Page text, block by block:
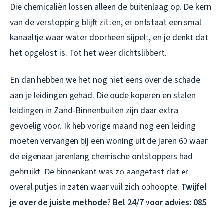
Die chemicaliën lossen alleen de buitenlaag op. De kern
van de verstopping blijft zitten, er ontstaat een smal
kanaaltje waar water doorheen sijpelt, en je denkt dat
het opgelost is. Tot het weer dichtslibbert.
En dan hebben we het nog niet eens over de schade
aan je leidingen gehad. Die oude koperen en stalen
leidingen in Zand-Binnenbuiten zijn daar extra
gevoelig voor. Ik heb vorige maand nog een leiding
moeten vervangen bij een woning uit de jaren 60 waar
de eigenaar jarenlang chemische ontstoppers had
gebruikt. De binnenkant was zo aangetast dat er
overal putjes in zaten waar vuil zich ophoopte. Twijfel
je over de juiste methode? Bel 24/7 voor advies: 085